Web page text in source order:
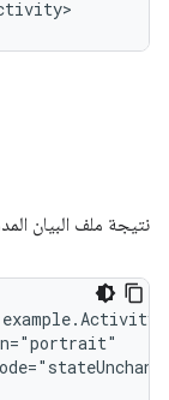
نتيجة ملف البيان